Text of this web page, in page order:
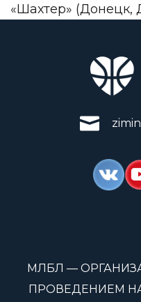
«Шахтер» (Донецк,
МЛБЛ —
ПРОВЕДЕНИЕМ